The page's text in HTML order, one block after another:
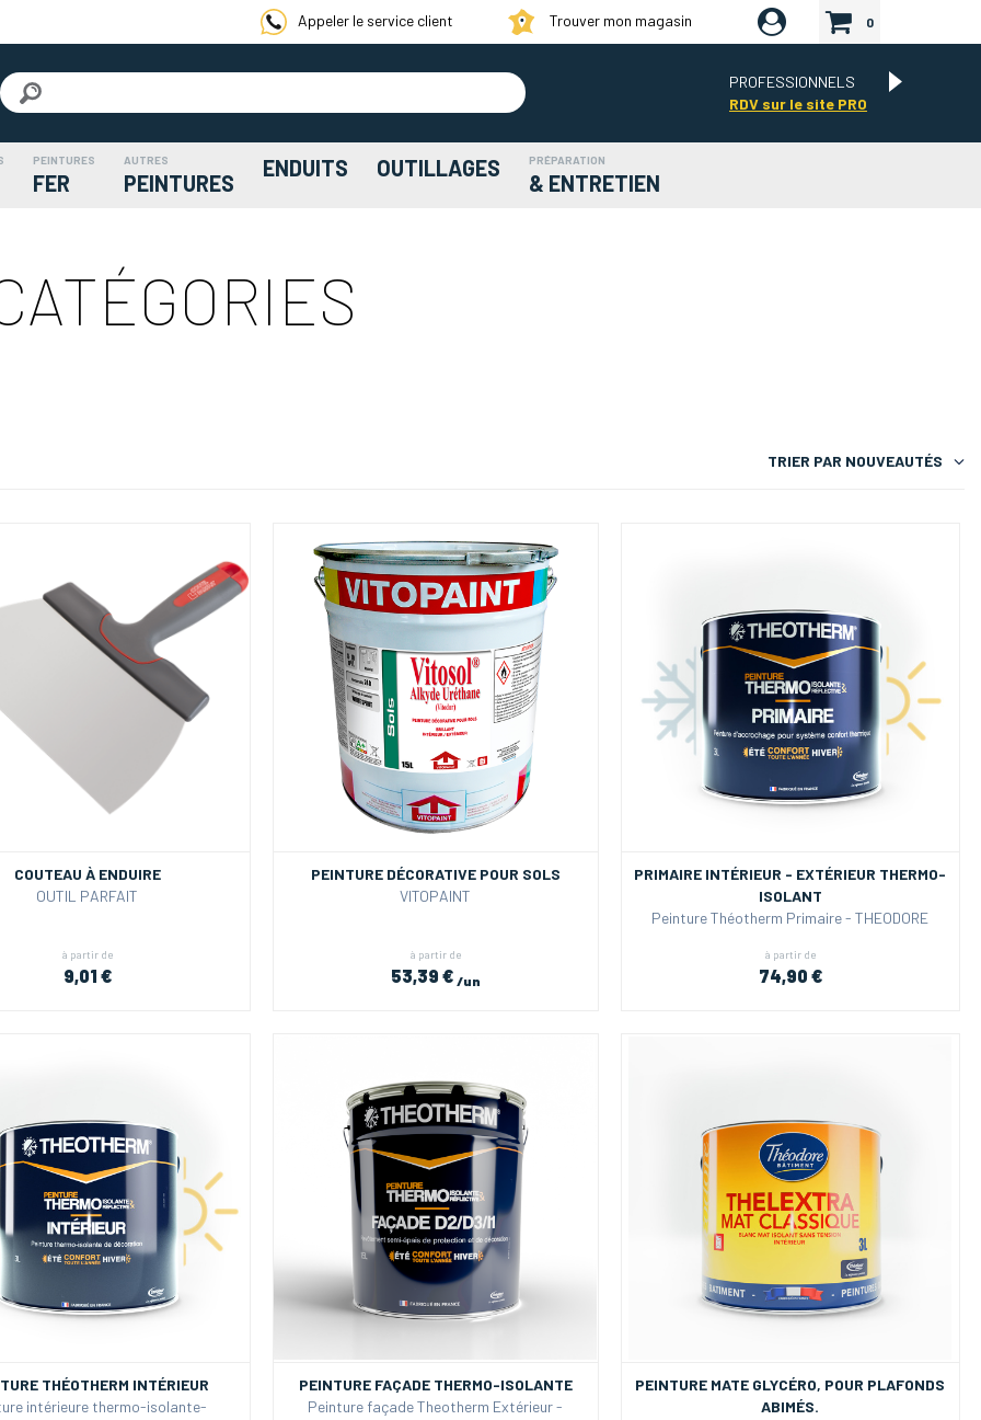
Appeler le service client Trouver mon magasin 0
PROFESSIONNELS
RDV sur le site PRO
PEINTURES
FER
AUTRES
PEINTURES
ENDUITS OUTILLAGES PRÉPARATION
& ENTRETIEN
TRIER PAR NOUVEAUTÉS
COUTEAU À ENDUIRE
OUTIL PARFAIT
à partir de
9,01 €
PEINTURE DÉCORATIVE POUR SOLS
VITOPAINT
à partir de
53,39 € /un
PRIMAIRE INTÉRIEUR - EXTÉRIEUR THERMO-
ISOLANT
Peinture Théotherm Primaire - THEODORE
à partir de
74,90 €
THÉOTHERM INTÉRIEUR
intérieure thermo-isolante-
PEINTURE FAÇADE THERMO-ISOLANTE
Peinture façade Theotherm Extérieur -
PEINTURE MATE GLYCÉRO, POUR PLAFONDS
ABIMÉS.